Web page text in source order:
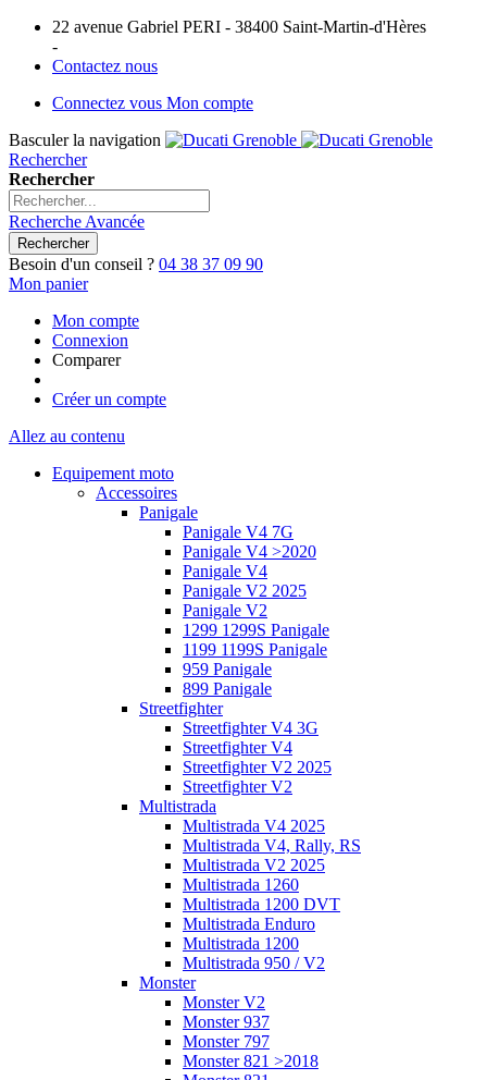
22 avenue Gabriel PERI - 38400 Saint-Martin-d'Hères
-
Contactez nous
Connectez vous Mon compte
Basculer la navigation
Rechercher
Rechercher
Recherche Avancée
Rechercher
Besoin d'un conseil ? 04 38 37 09 90
Mon panier
Mon compte
Connexion
Comparer
Créer un compte
Allez au contenu
Equipement moto
Accessoires
Panigale
Panigale V4 7G
Panigale V4 >2020
Panigale V4
Panigale V2 2025
Panigale V2
1299 1299S Panigale
1199 1199S Panigale
959 Panigale
899 Panigale
Streetfighter
Streetfighter V4 3G
Streetfighter V4
Streetfighter V2 2025
Streetfighter V2
Multistrada
Multistrada V4 2025
Multistrada V4, Rally, RS
Multistrada V2 2025
Multistrada 1260
Multistrada 1200 DVT
Multistrada Enduro
Multistrada 1200
Multistrada 950 / V2
Monster
Monster V2
Monster 937
Monster 797
Monster 821 >2018